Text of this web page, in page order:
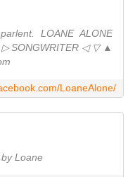
LOANE ALONE
LoaneAlone/
Loane